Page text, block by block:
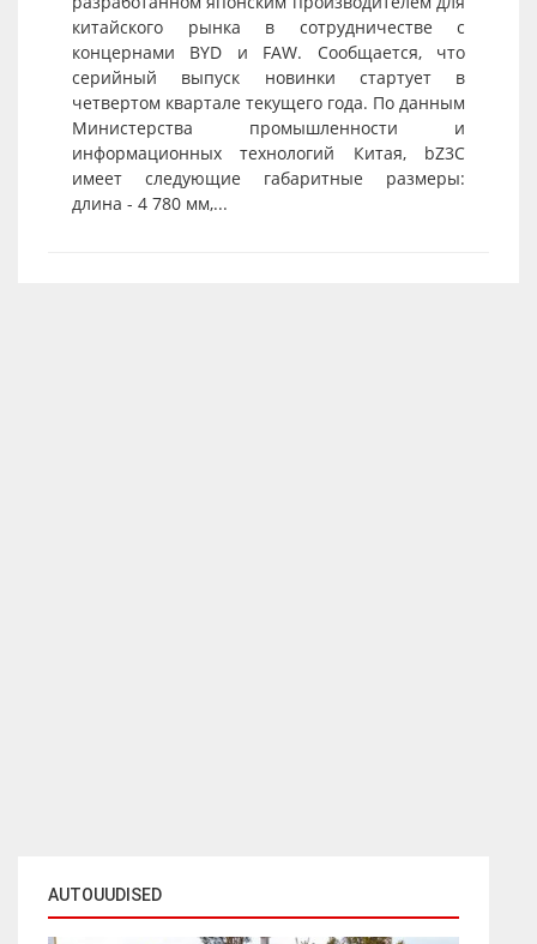
AUTOUUDISED
китайского рынка в сотрудничестве с
концернами BYD и FAW. Сообщается, что
серийный выпуск новинки стартует в
четвертом квартале текущего года. По данным
Министерства промышленности и
информационных технологий Китая, bZ3C
имеет следующие габаритные размеры:
длина - 4 780 мм,...